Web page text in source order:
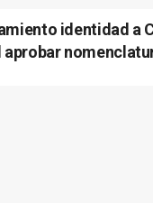
identidad a